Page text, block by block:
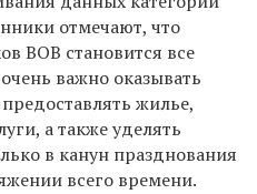
отмечают, что
ВОВ становится все
важно оказывать
жилье,
а также уделять
в канун празднования
всего времени.